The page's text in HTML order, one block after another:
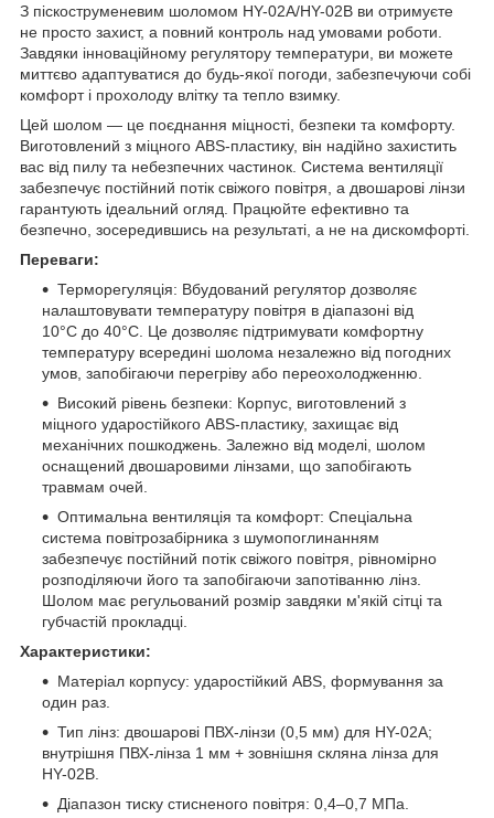
З піскоструменевим шоломом HY-02A/HY-02B ви отримуєте
не просто захист, а повний контроль над умовами роботи.
Завдяки інноваційному регулятору температури, ви можете
миттєво адаптуватися до будь-якої погоди, забезпечуючи собі
комфорт і прохолоду влітку та тепло взимку.
Цей шолом — це поєднання міцності, безпеки та комфорту.
Виготовлений з міцного ABS-пластику, він надійно захистить
вас від пилу та небезпечних частинок. Система вентиляції
забезпечує постійний потік свіжого повітря, а двошарові лінзи
гарантують ідеальний огляд. Працюйте ефективно та
безпечно, зосередившись на результаті, а не на дискомфорті.
Переваги:
Терморегуляція: Вбудований регулятор дозволяє
налаштовувати температуру повітря в діапазоні від
10°C до 40°C. Це дозволяє підтримувати комфортну
температуру всередині шолома незалежно від погодних
умов, запобігаючи перегріву або переохолодженню.
Високий рівень безпеки: Корпус, виготовлений з
міцного ударостійкого ABS-пластику, захищає від
механічних пошкоджень. Залежно від моделі, шолом
оснащений двошаровими лінзами, що запобігають
травмам очей.
Оптимальна вентиляція та комфорт: Спеціальна
система повітрозабірника з шумопоглинанням
забезпечує постійний потік свіжого повітря, рівномірно
розподіляючи його та запобігаючи запотіванню лінз.
Шолом має регульований розмір завдяки м'якій сітці та
губчастій прокладці.
Характеристики:
Матеріал корпусу: ударостійкий ABS, формування за
один раз.
Тип лінз: двошарові ПВХ-лінзи (0,5 мм) для HY-02A;
внутрішня ПВХ-лінза 1 мм + зовнішня скляна лінза для
HY-02B.
Діапазон тиску стисненого повітря: 0,4–0,7 МПа.